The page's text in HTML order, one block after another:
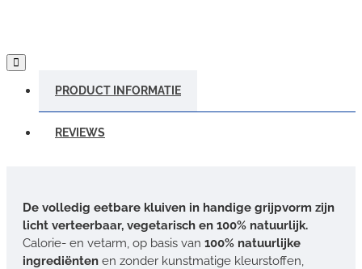
PRODUCT INFORMATIE
REVIEWS
De volledig eetbare kluiven in handige grijpvorm zijn
licht verteerbaar, vegetarisch en 100% natuurlijk.
Calorie- en vetarm, op basis van 100% natuurlijke
ingrediënten en zonder kunstmatige kleurstoffen,